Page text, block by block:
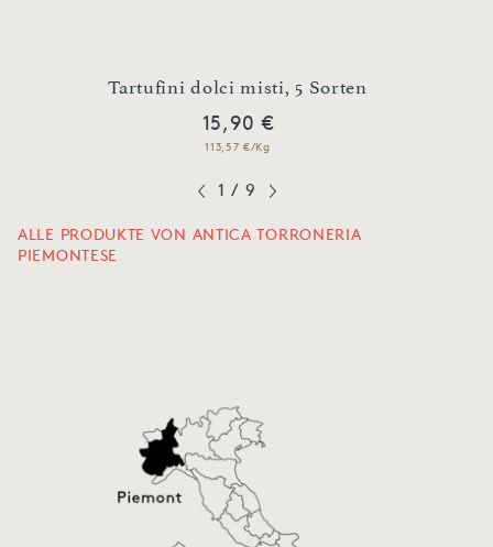
Tartufini dolci misti, 5 Sorten
15,90 €
113,57 €/Kg
1 / 9
ALLE PRODUKTE VON ANTICA TORRONERIA
PIEMONTESE